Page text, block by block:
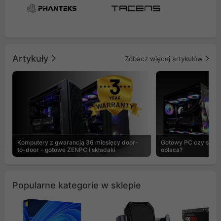
Artykuły Zobacz więcej artykułów
Komputery z gwarancją 36 miesięcy door-
to-door - gotowe ZENPC i składaki
Gotowy PC czy
opłaca?
Popularne kategorie w sklepie